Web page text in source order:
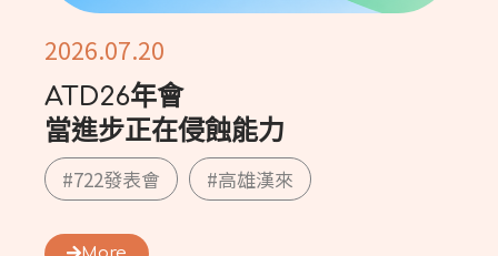
ATD26年會
當進步正在侵蝕能力
2026.07.20
#722發表會 #高雄漢來